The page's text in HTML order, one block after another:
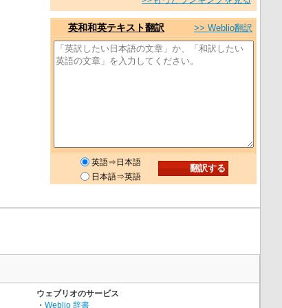
英和和英テキスト翻訳 >> Weblio翻訳
英語⇒日本語
日本語⇒英語
ウェブリオのサービス
・ Weblio 辞書